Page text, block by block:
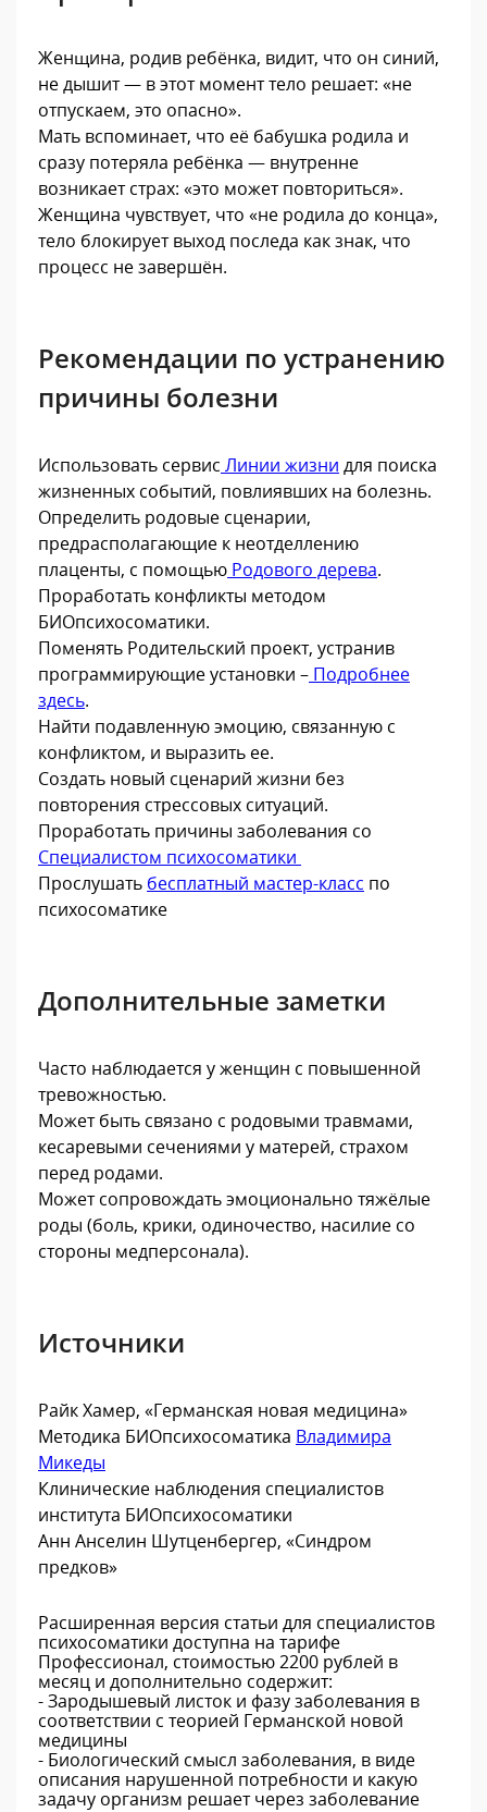
Женщина, родив ребёнка, видит, что он синий,
не дышит — в этот момент тело решает: «не
отпускаем, это опасно».
Мать вспоминает, что её бабушка родила и
сразу потеряла ребёнка — внутренне
возникает страх: «это может повториться».
Женщина чувствует, что «не родила до конца»,
тело блокирует выход последа как знак, что
процесс не завершён.
Рекомендации по устранению
причины болезни
Использовать сервис Линии жизни для поиска
жизненных событий, повлиявших на болезнь.
Определить родовые сценарии,
предрасполагающие к неотделлению
плаценты, с помощью Родового дерева.
Проработать конфликты методом
БИОпсихосоматики.
Поменять Родительский проект, устранив
программирующие установки – Подробнее
здесь.
Найти подавленную эмоцию, связанную с
конфликтом, и выразить ее.
Создать новый сценарий жизни без
повторения стрессовых ситуаций.
Проработать причины заболевания со
Специалистом психосоматики
Прослушать бесплатный мастер-класс по
психосоматике
Дополнительные заметки
Часто наблюдается у женщин с повышенной
тревожностью.
Может быть связано с родовыми травмами,
кесаревыми сечениями у матерей, страхом
перед родами.
Может сопровождать эмоционально тяжёлые
роды (боль, крики, одиночество, насилие со
стороны медперсонала).
Источники
Райк Хамер, «Германская новая медицина»
Методика БИОпсихосоматика Владимира
Микеды
Клинические наблюдения специалистов
института БИОпсихосоматики
Анн Анселин Шутценбергер, «Синдром
предков»
Расширенная версия статьи для специалистов
психосоматики доступна на тарифе
Профессионал, стоимостью 2200 рублей в
месяц и дополнительно содержит:
- Зародышевый листок и фазу заболевания в
соответствии с теорией Германской новой
медицины
- Биологический смысл заболевания, в виде
описания нарушенной потребности и какую
задачу организм решает через заболевание